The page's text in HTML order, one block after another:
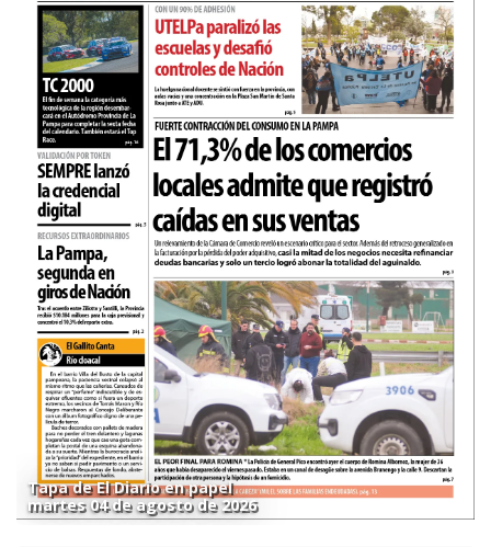
Tapa de El Diario en papel
martes 04 de agosto de 2026